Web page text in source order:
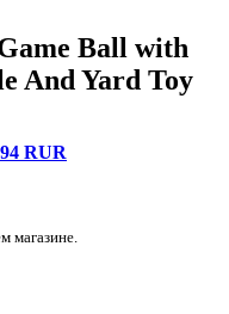
Ball with
And Yard Toy
RUR
магазине.